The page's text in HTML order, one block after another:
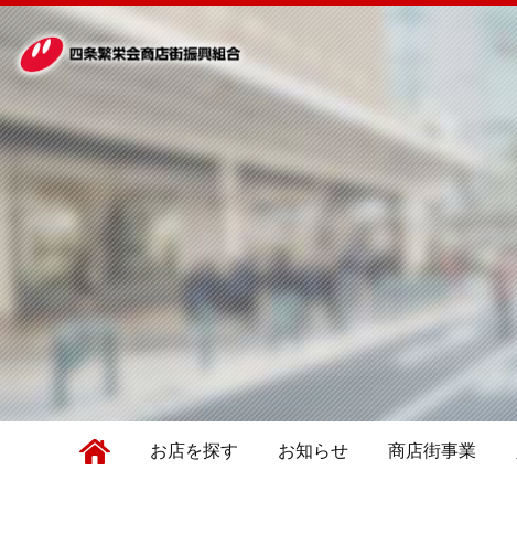
お店を探す お知らせ 商店街事業